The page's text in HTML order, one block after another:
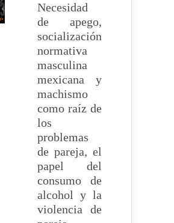
Necesidad
de apego,
socialización
normativa
masculina
mexicana y
machismo
como raíz de
los
problemas
de pareja, el
papel del
consumo de
alcohol y la
violencia de